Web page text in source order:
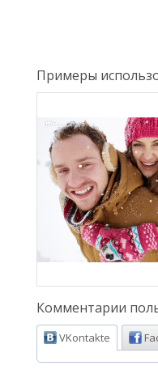
Примеры
Комментарии
VKontakte